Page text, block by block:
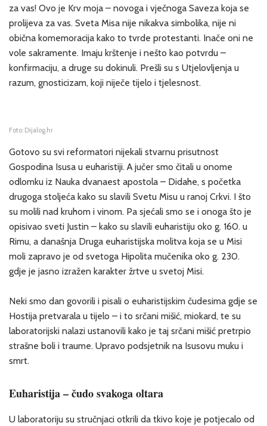
za vas! Ovo je Krv moja – novoga i vječnoga Saveza koja se
prolijeva za vas. Sveta Misa nije nikakva simbolika, nije ni
obična komemoracija kako to tvrde protestanti. Inače oni ne
vole sakramente. Imaju krštenje i nešto kao potvrdu –
konfirmaciju, a druge su dokinuli. Prešli su s Utjelovljenja u
razum, gnosticizam, koji niječe tijelo i tjelesnost.
Foto: Dijalog.hr
Gotovo su svi reformatori nijekali stvarnu prisutnost
Gospodina Isusa u euharistiji. A jučer smo čitali u onome
odlomku iz Nauka dvanaest apostola – Didahe, s početka
drugoga stoljeća kako su slavili Svetu Misu u ranoj Crkvi. I što
su molili nad kruhom i vinom. Pa sjećali smo se i onoga što je
opisivao sveti Justin – kako su slavili euharistiju oko g. 160. u
Rimu, a današnja Druga euharistijska molitva koja se u Misi
moli zapravo je od svetoga Hipolita mučenika oko g. 230.
gdje je jasno izražen karakter žrtve u svetoj Misi.
Neki smo dan govorili i pisali o euharistijskim čudesima gdje se
Hostija pretvarala u tijelo – i to srčani mišić, miokard, te su
laboratorijski nalazi ustanovili kako je taj srčani mišić pretrpio
strašne boli i traume. Upravo podsjetnik na Isusovu muku i
smrt.
Euharistija – čudo svakoga oltara
U laboratoriju su stručnjaci otkrili da tkivo koje je potjecalo od